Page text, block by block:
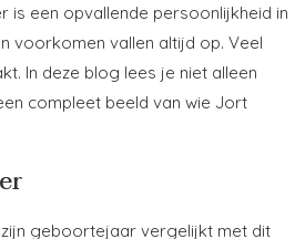
is een opvallende persoonlijkheid in
voorkomen vallen altijd op. Veel
In deze blog lees je niet alleen
compleet beeld van wie Jort
zijn geboortejaar vergelijkt met dit